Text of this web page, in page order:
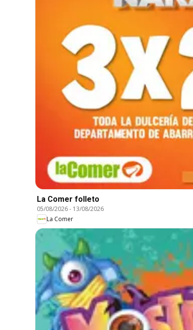
La Comer folleto
05/08/2026- 13/08/2026
La Comer